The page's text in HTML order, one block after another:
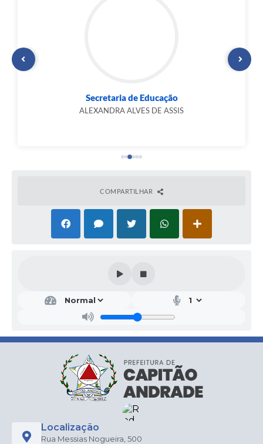
Secretaria de Educação
ALEXANDRA ALVES DE ASSIS
COMPARTILHAR
Localização
Rua Messias Nogueira, 500